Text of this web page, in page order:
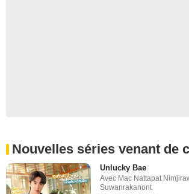
Nouvelles séries venant de
Unlucky Bae
Avec Mac Nattapat
Suwanrakanont